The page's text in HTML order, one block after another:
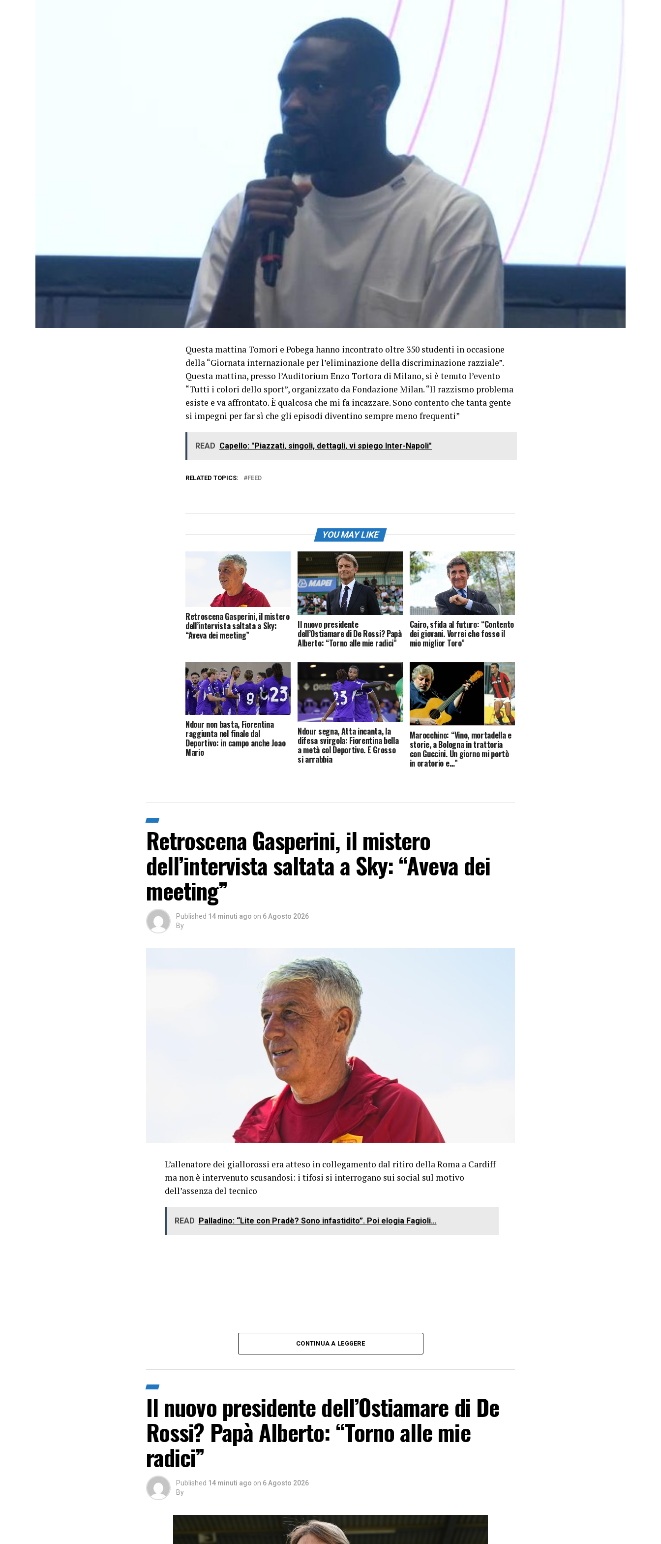
Questa mattina Tomori e Pobega hanno incontrato oltre 350 studenti in occasione
della “Giornata internazionale per l’eliminazione della discriminazione razziale”.
Questa mattina, presso l’Auditorium Enzo Tortora di Milano, si è tenuto l’evento
“Tutti i colori dello sport”, organizzato da Fondazione Milan. “Il razzismo problema
esiste e va affrontato. È qualcosa che mi fa incazzare. Sono contento che tanta gente
si impegni per far sì che gli episodi diventino sempre meno frequenti”
READ Capello: "Piazzati, singoli, dettagli, vi spiego Inter-Napoli"
RELATED TOPICS: FEED
YOU MAY LIKE
Retroscena Gasperini, il mistero
dell’intervista saltata a Sky:
“Aveva dei meeting”
Il nuovo presidente
dell’Ostiamare di De Rossi? Papà
Alberto: “Torno alle mie radici”
Cairo, sfida al futuro: “Contento
dei giovani. Vorrei che fosse il
mio miglior Toro”
Ndour non basta, Fiorentina
raggiunta nel finale dal
Deportivo: in campo anche Joao
Mario
Ndour segna, Atta incanta, la
difesa svirgola: Fiorentina bella
a metà col Deportivo. E Grosso
si arrabbia
Marocchino: “Vino, mortadella e
storie, a Bologna in trattoria
con Guccini. Un giorno mi portò
in oratorio e…”
Retroscena Gasperini, il mistero
dell’intervista saltata a Sky: “Aveva dei
meeting”
Published 14 minuti ago on 6 Agosto 2026
By
L’allenatore dei giallorossi era atteso in collegamento dal ritiro della Roma a Cardiff
ma non è intervenuto scusandosi: i tifosi si interrogano sui social sul motivo
dell’assenza del tecnico
READ Palladino: “Lite con Pradè? Sono infastidito”. Poi elogia Fagioli…
CONTINUA A LEGGERE
Il nuovo presidente dell’Ostiamare di De
Rossi? Papà Alberto: “Torno alle mie
radici”
Published 14 minuti ago on 6 Agosto 2026
By